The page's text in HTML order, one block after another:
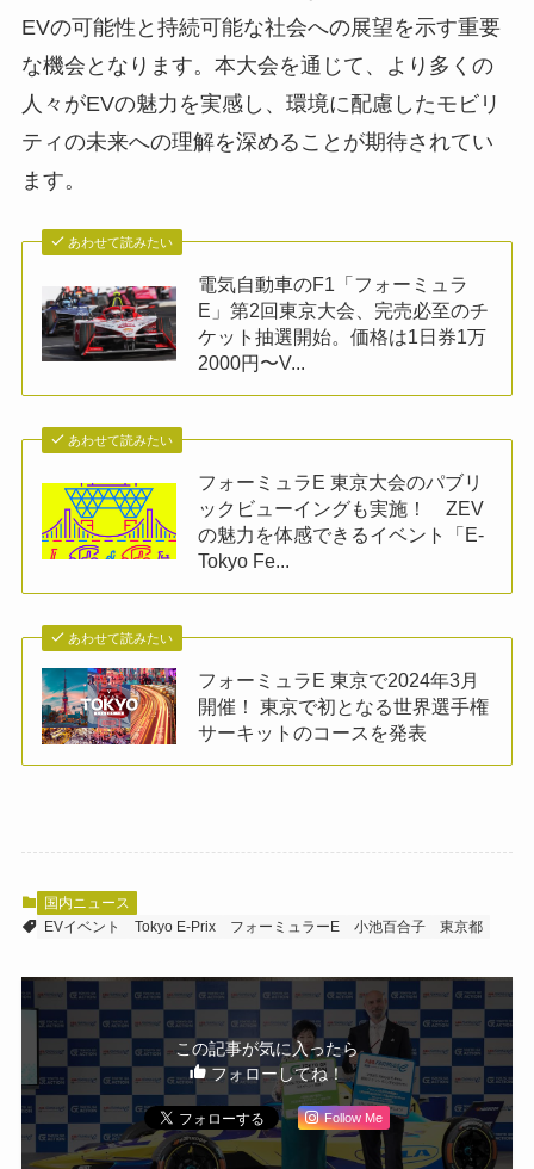
EVの可能性と持続可能な社会への展望を示す重要
な機会となります。本大会を通じて、より多くの
人々がEVの魅力を実感し、環境に配慮したモビリ
ティの未来への理解を深めることが期待されてい
ます。
あわせて読みたい
電気自動車のF1「フォーミュラ
E」第2回東京大会、完売必至のチ
ケット抽選開始。価格は1日券1万
2000円〜V...
あわせて読みたい
フォーミュラE 東京大会のパブリ
ックビューイングも実施！ ZEV
の魅力を体感できるイベント「E-
Tokyo Fe...
あわせて読みたい
フォーミュラE 東京で2024年3月
開催！ 東京で初となる世界選手権
サーキットのコースを発表
国内ニュース
EVイベント
Tokyo E-Prix フォーミュラーE 小池百合子 東京都
この記事が気に入ったら
フォローしてね！
Follow Me